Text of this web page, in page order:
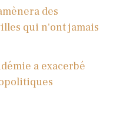
des
qui n'ont jamais
a exacerbé